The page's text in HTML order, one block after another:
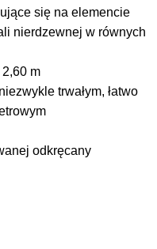
się na elemencie
nierdzewnej w równych
m
trwałym, łatwo
odkręcany